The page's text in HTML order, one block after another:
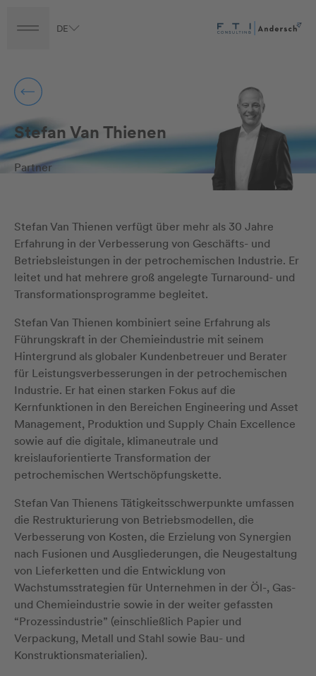
DE
Turnaround Transaction
Stefan Van Thienen
Partner
Stefan Van Thienen verfügt über mehr als 30 Jahre
Erfahrung in der Verbesserung von Geschäfts- und
Betriebsleistungen in der petrochemischen Industrie. Er
leitet und hat mehrere groß angelegte Turnaround- und
Transformationsprogramme begleitet.
Stefan Van Thienen kombiniert seine Erfahrung als
Führungskraft in der Chemieindustrie mit seinem
Hintergrund als globaler Kundenbetreuer und Berater
für Leistungsverbesserungen in der petrochemischen
Industrie. Er hat einen starken Fokus auf die
Kernfunktionen in den Bereichen Engineering und Asset
Management, Produktion und Supply Chain Excellence
sowie auf die digitale, klimaneutrale und
kreislauforientierte Transformation der
petrochemischen Wertschöpfungskette.
Stefan Van Thienens Tätigkeitsschwerpunkte umfassen
die Restrukturierung von Betriebsmodellen, die
Verbesserung von Kosten, die Erzielung von Synergien
nach Fusionen und Ausgliederungen, die Neugestaltung
von Lieferketten und die Entwicklung von
Wachstumsstrategien für Unternehmen in der Öl-, Gas-
und Chemieindustrie sowie in der weiter gefassten
“Prozessindustrie” (einschließlich Papier und
Verpackung, Metall und Stahl sowie Bau- und
Konstruktionsmaterialien).